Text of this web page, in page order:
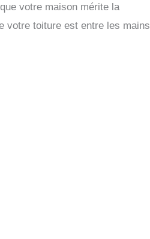
votre maison mérite la
votre toiture est entre les mains